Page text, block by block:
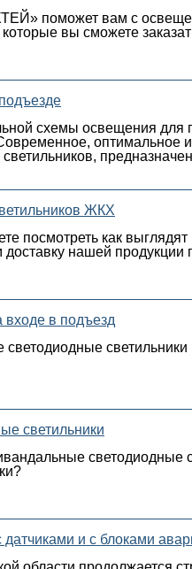
поможет вам с
которые вы сможете
схемы освещения для
оптимальное
ЖКХ
посмотреть как
нашей
в подъезд
светодиодные
светильники
датчиками и с блоками